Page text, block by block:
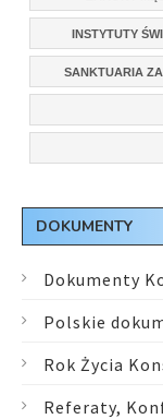
INSTYTUTY
SANKTUARIA
DOKUMENTY
Dokumenty
Polskie
Rok Życia
Referaty,